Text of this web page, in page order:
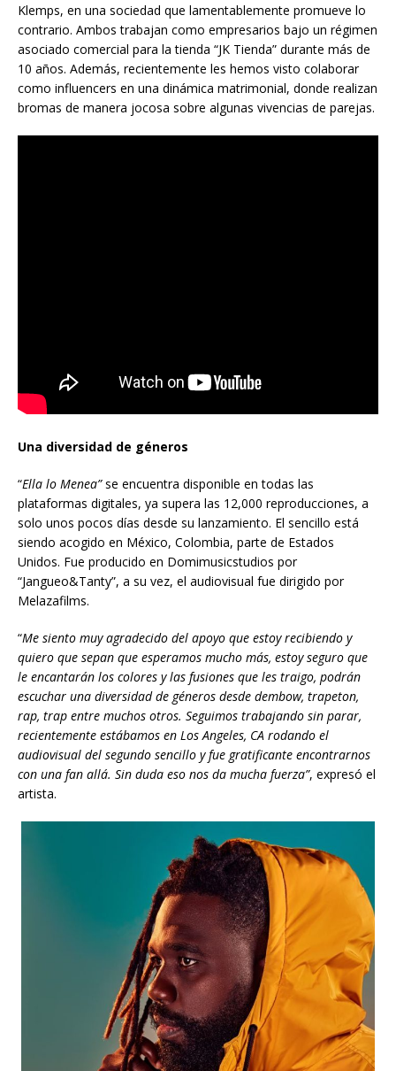
Klemps, en una sociedad que lamentablemente promueve lo
contrario. Ambos trabajan como empresarios bajo un régimen
asociado comercial para la tienda “JK Tienda” durante más de
10 años. Además, recientemente les hemos visto colaborar
como influencers en una dinámica matrimonial, donde realizan
bromas de manera jocosa sobre algunas vivencias de parejas.
Una diversidad de géneros
“Ella lo Menea”se encuentra disponible en todas las
plataformas digitales, ya supera las 12,000 reproducciones, a
solo unos pocos días desde su lanzamiento. El sencillo está
siendo acogido en México, Colombia, parte de Estados
Unidos. Fue producido en Domimusicstudios por
“Jangueo&Tanty”, a su vez, el audiovisual fue dirigido por
Melazafilms.
“Me siento muy agradecido del apoyo que estoy recibiendo y
quiero que sepan que esperamos mucho más, estoy seguro que
le encantarán los colores y las fusiones que les traigo, podrán
escuchar una diversidad de géneros desde dembow, trapeton,
rap, trap entre muchos otros. Seguimos trabajando sin parar,
recientemente estábamos en Los Angeles, CA rodando el
audiovisual del segundo sencillo y fue gratificante encontrarnos
con una fan allá. Sin duda eso nos da mucha fuerza”, expresó el
artista.